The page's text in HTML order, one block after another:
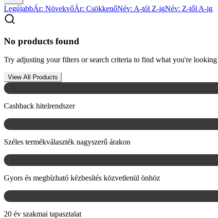
LegújabbÁr: NövekvőÁr: CsökkenőNév: A-tól Z-igNév: Z-től A-ig
No products found
Try adjusting your filters or search criteria to find what you're
View All Products
Cashback hitelrendszer
Széles termékválaszték nagyszerű árakon
Gyors és megbízható kézbesítés közvetlenül önhöz
20 év szakmai tapasztalat